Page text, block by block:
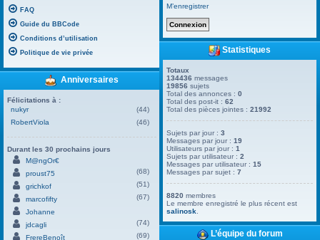
FAQ
Guide du BBCode
Conditions d’utilisation
Politique de vie privée
Anniversaires
Félicitations à :
nukyr
(44)
RobertViola
(46)
Durant les 30 prochains jours
M@ngOr€
proust75
(68)
grichkof
(51)
marcofifty
(67)
Johanne
jdcagli
(74)
FrereBenoît
(69)
M’enregistrer
Statistiques
Totaux
134436 messages
19856 sujets
Total des annonces :0
Total des post-it :62
Total des pièces jointes :21992
Sujets par jour :3
Messages par jour :19
Utilisateurs par jour :1
Sujets par utilisateur :2
Messages par utilisateur :15
Messages par sujet :7
8820 membres
Le membre enregistré le plus récent est
salinosk
L’équipe du forum